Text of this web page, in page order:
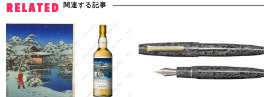
RELATED 関連する記事